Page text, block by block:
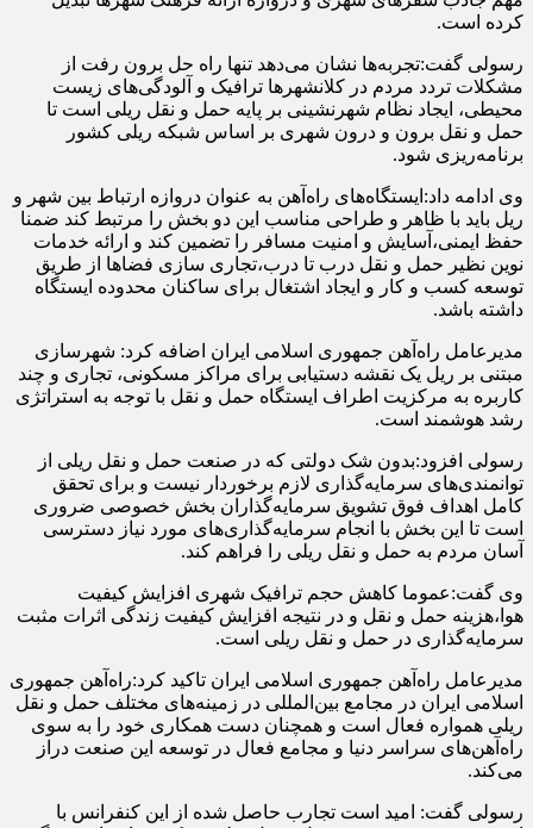
کرده است.
رسولی گفت:تجربه‌ها نشان می‌دهد تنها راه حل برون رفت از
مشکلات تردد مردم در کلانشهرها ترافیک و آلودگی‌های زیست
محیطی، ایجاد نظام شهرنشینی بر پایه حمل و نقل ریلی است تا
حمل و نقل برون و درون شهری بر اساس شبکه ریلی کشور
برنامه‌ریزی شود.
وی ادامه داد:ایستگاه‌های راه‌آهن به عنوان دروازه ارتباط بین شهر و
ریل باید با ظاهر و طراحی مناسب این دو بخش را مرتبط کند ضمنا
حفظ ایمنی،‌آسایش و امنیت مسافر را تضمین کند و ارائه خدمات
نوین نظیر حمل و نقل درب تا درب،‌تجاری سازی فضاها از طریق
توسعه کسب و کار و ایجاد اشتغال برای ساکنان محدوده ایستگاه
داشته باشد.
مدیرعامل راه‌آهن جمهوری اسلامی ایران اضافه کرد: شهرسازی
مبتنی بر ریل یک نقشه دستیابی برای مراکز مسکونی، تجاری و چند
کاربره به مرکزیت اطراف ایستگاه حمل و نقل با توجه به استراتژی
رشد هوشمند است.
رسولی افزود:‌بدون شک دولتی که در صنعت حمل و نقل ریلی از
توانمندی‌های سرمایه‌گذاری لازم برخوردار نیست و برای تحقق
کامل اهداف فوق تشویق سرمایه‌گذاران بخش خصوصی ضروری
است تا این بخش با انجام سرمایه‌گذاری‌های مورد نیاز دسترسی
آسان مردم به حمل و نقل ریلی را فراهم کند.
وی گفت:‌عموما کاهش حجم ترافیک شهری افزایش کیفیت
هوا،‌هزینه حمل و نقل و در نتیجه افزایش کیفیت زندگی اثرات مثبت
سرمایه‌گذاری در حمل و نقل ریلی است.
مدیرعامل راه‌آهن جمهوری اسلامی ایران تاکید کرد:‌راه‌آهن جمهوری
اسلامی ایران در مجامع بین‌المللی در زمینه‌های مختلف حمل و نقل
ریلی همواره فعال است و همچنان دست همکاری خود را به سوی
راه‌آهن‌های سراسر دنیا و مجامع فعال در توسعه این صنعت دراز
می‌کند.
رسولی گفت: امید است تجارب حاصل شده از این کنفرانس با